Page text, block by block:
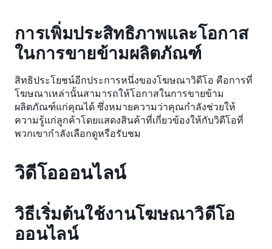
การเพิ่มประสิทธิภาพและโอกาส
ในการขายข้ามผลิตภัณฑ์
สิทธิประโยชน์อีกประการหนึ่งของโฆษณาวิดีโอ คือการที่
โฆษณาเหล่านั้นสามารถให้โอกาสในการขายข้าม
ผลิตภัณฑ์แก่คุณได้ ซึ่งหมายความว่าคุณกำลังช่วยให้
ความรู้แก่ลูกค้าโดยแสดงสินค้าที่เกี่ยวข้องให้กับวิดีโอที่
พวกเขากำลังเลือกดูหรือรับชม
วิดีโอออนไลน์
วิธีเริ่มต้นใช้งานโฆษณาวิดีโอ
ออนไลน์